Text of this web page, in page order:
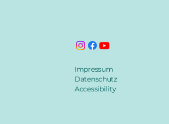
Impressum
Datenschutz
Accessibility